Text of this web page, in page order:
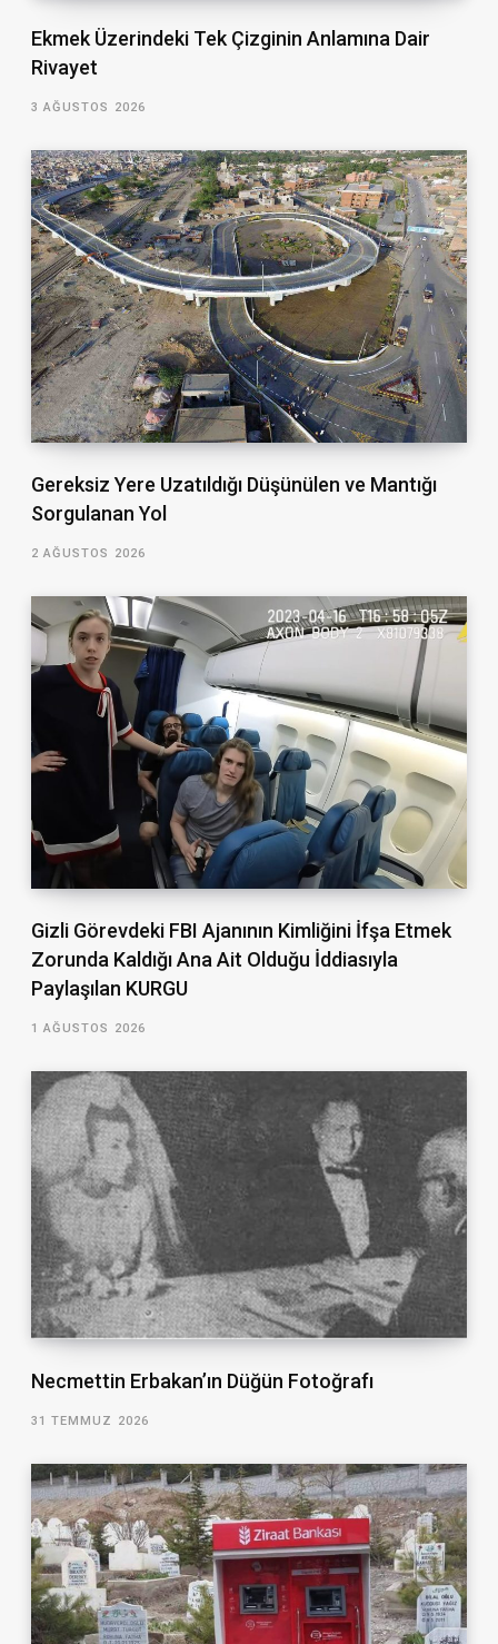
Ekmek Üzerindeki Tek Çizginin Anlamına Dair
Rivayet
3 AĞUSTOS 2026
Gereksiz Yere Uzatıldığı Düşünülen ve Mantığı
Sorgulanan Yol
2 AĞUSTOS 2026
Gizli Görevdeki FBI Ajanının Kimliğini İfşa Etmek
Zorunda Kaldığı Ana Ait Olduğu İddiasıyla
Paylaşılan KURGU
1 AĞUSTOS 2026
Necmettin Erbakan’ın Düğün Fotoğrafı
31 TEMMUZ 2026